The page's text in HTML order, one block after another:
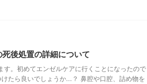
後処置の詳細について
。初めてエンゼルケアに行くことになったので
たら良いでしょうか...？ 鼻腔や口腔、詰め物を